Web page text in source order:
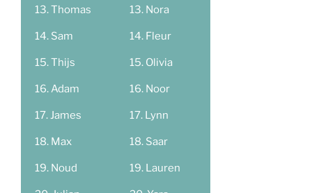
Thomas
Sam
Thijs
Adam
James
Max
Noud
Nora
Fleur
Olivia
Noor
Lynn
Saar
Lauren